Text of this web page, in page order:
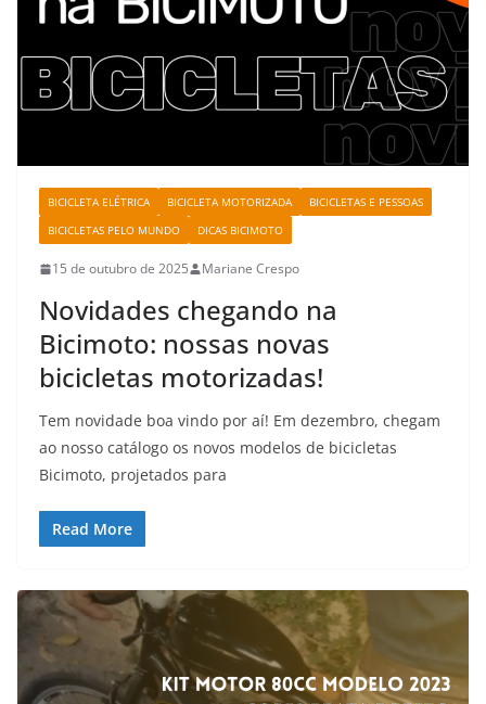
BICICLETA ELÉTRICA BICICLETA MOTORIZADA
BICICLETAS E PESSOAS
BICICLETAS PELO MUNDO
DICAS BICIMOTO
15 de outubro de 2025 Mariane Crespo
Novidades chegando na
Bicimoto: nossas novas
bicicletas motorizadas!
Tem novidade boa vindo por aí! Em dezembro, chegam
ao nosso catálogo os novos modelos de bicicletas
Bicimoto, projetados para
Read More